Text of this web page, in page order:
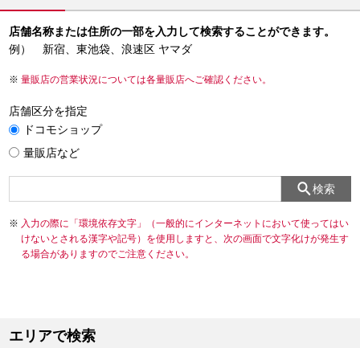
店舗名称または住所の一部を入力して検索することができます。
例） 新宿、東池袋、浪速区 ヤマダ
量販店の営業状況については各量販店へご確認ください。
店舗区分を指定
ドコモショップ
量販店など
検索
入力の際に「環境依存文字」（一般的にインターネットにおいて使ってはい
けないとされる漢字や記号）を使用しますと、次の画面で文字化けが発生す
る場合がありますのでご注意ください。
エリアで検索